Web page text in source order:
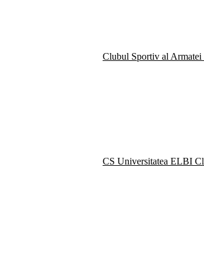
Clubul Sportiv al Armatei
CS Universitatea ELBI